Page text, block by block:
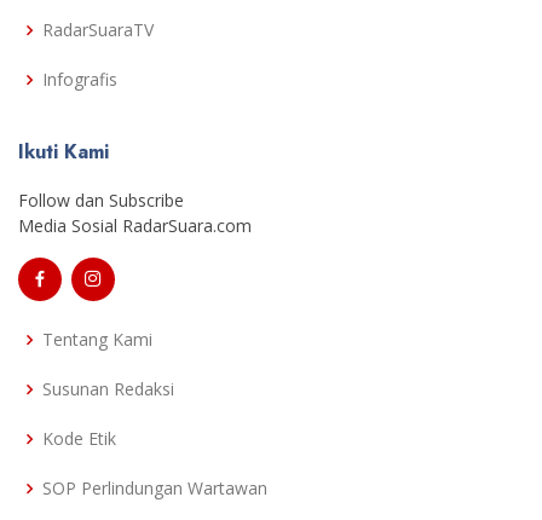
RadarSuaraTV
Infografis
Ikuti Kami
Follow dan Subscribe
Media Sosial RadarSuara.com
Tentang Kami
Susunan Redaksi
Kode Etik
SOP Perlindungan Wartawan